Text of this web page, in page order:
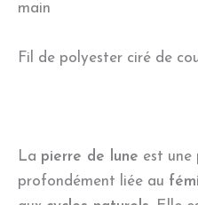
main
Fil de polyester ciré de
La pierre de lune est une
profondément liée au